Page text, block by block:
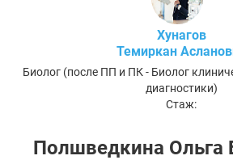
Хунагов
Темиркан
Биолог (после ПП и ПК - Биолог
диагностики)
Стаж:
Полшведкина Ольга